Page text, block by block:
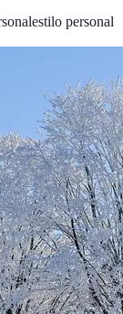
estilo personal